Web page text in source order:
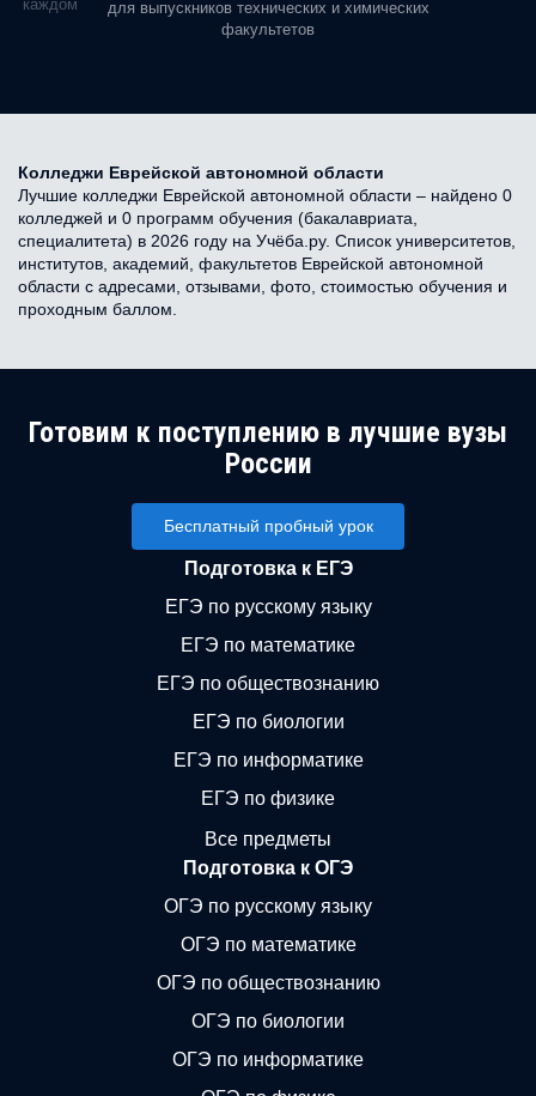
в каждом
для выпускников технических и химических
факультетов
Колледжи Еврейской автономной области
Лучшие колледжи Еврейской автономной области – найдено 0
колледжей и 0 программ обучения (бакалавриата,
специалитета) в 2026 году на Учёба.ру. Список университетов,
институтов, академий, факультетов Еврейской автономной
области с адресами, отзывами, фото, стоимостью обучения и
проходным баллом.
Готовим к поступлению в лучшие вузы
России
Бесплатный пробный урок
Подготовка к ЕГЭ
ЕГЭ по русскому языку
ЕГЭ по математике
ЕГЭ по обществознанию
ЕГЭ по биологии
ЕГЭ по информатике
ЕГЭ по физике
Все предметы
Подготовка к ОГЭ
ОГЭ по русскому языку
ОГЭ по математике
ОГЭ по обществознанию
ОГЭ по биологии
ОГЭ по информатике